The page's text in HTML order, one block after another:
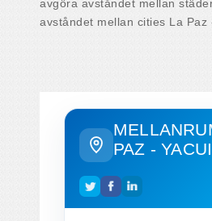
avgöra avståndet mellan
avståndet mellan cities La Paz
PAZ -